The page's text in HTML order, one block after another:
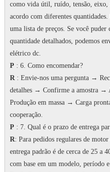
como vida útil, ruído, tensão, eixo,
acordo com diferentes quantidades.
uma lista de preços. Se você puder
quantidade detalhados, podemos
elétrico dc.
P : 6. Como encomendar?
R: Envie-nos uma pergunta →
detalhes → Confirme a amostra →
Produção em massa → Carga
cooperação.
P : 7. Qual é o prazo de entrega
R: Para pedidos regulares de
entrega padrão é de cerca de 25 a
com base em um modelo, período